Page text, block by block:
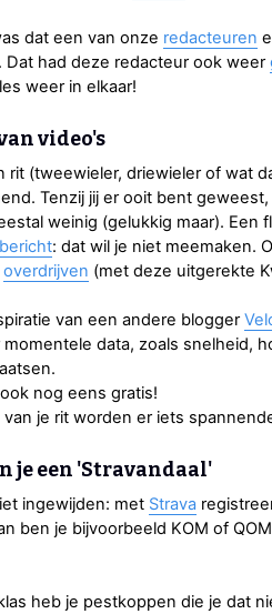
dat een van onze redacteuren
Dat had deze redacteur ook weer
weer in elkaar!
video's
rit (tweewieler, driewieler of wat
Tenzij jij er ooit bent
weinig (gelukkig maar). Een
: dat wil je niet meemaken.
overdrijven (met deze uitgerekte
van een andere blogger
data, zoals snelheid,
nog eens gratis!
van je rit worden er iets
je een 'Stravandaal'
ingewijden: met Strava
ben je bijvoorbeeld KOM of
heb je pestkoppen die je dat